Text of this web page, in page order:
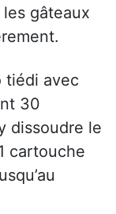
gâteaux
tiédi avec
30
dissoudre le
cartouche